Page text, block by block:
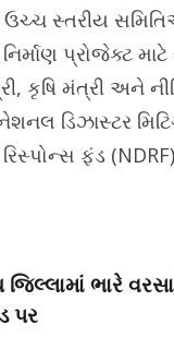
સ્તરીય
પ્રોજેક્ટ
કૃષિ મંત્રી અને
ડિઝાસ્ટર
ફંડ
જિલ્લામાં ભારે
પર